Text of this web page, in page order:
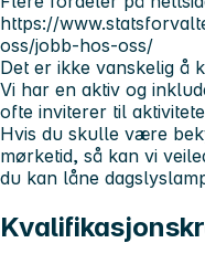
https://
oss/jobb-hos-oss/
Det er ikke vanskelig å
Vi har en aktiv og
ofte inviterer til
Hvis du skulle være
mørketid, så kan vi
du kan låne